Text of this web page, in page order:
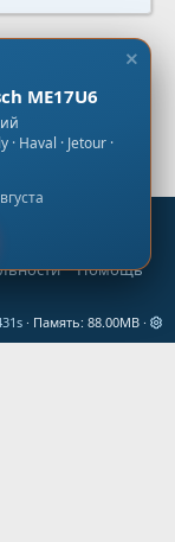
Помощь
Память 88.00MB
ME17U6
· Haval · Jetour ·